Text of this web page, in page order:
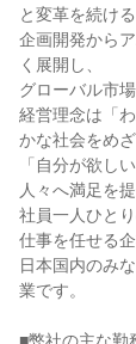
と変革を続け
企画開発から
く展開し、
グローバル市
経営理念は「
かな社会をめざ
「自分が欲し
人々へ満足を
社員一人ひと
仕事を任せる
日本国内のみ
業です。